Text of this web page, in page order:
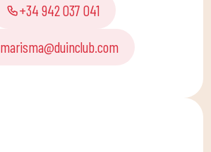
+34 942 037 041
marisma@duinclub.com